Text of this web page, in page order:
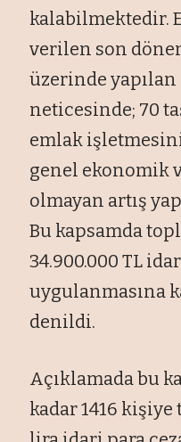
kalabilmektedir.
verilen son
üzerinde
neticesinde; ⁠70
emlak
genel ekonomik
olmayan artış
Bu kapsamda
34.900.000 TL
uygulanmasına
denildi.
Açıklamada bu
kadar 1416